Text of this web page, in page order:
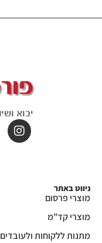
ניווט באתר
מוצרי פרסום
מוצרי קד"מ
מתנות ללקוחות ולעובדים